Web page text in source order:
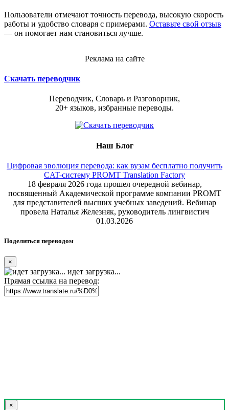
Пользователи отмечают точность перевода, высокую скорость
работы и удобство словаря с примерами. Оставьте свой отзыв
— он помогает нам становиться лучше.
Реклама на сайте
Скачать переводчик
Переводчик, Словарь и Разговорник,
20+ языков, избранные переводы.
Наш Блог
Цифровая эволюция перевода: как вузам бесплатно получить
CAT-систему PROMT Translation Factory
18 февраля 2026 года прошел очередной вебинар,
посвященный Академической программе компании PROMT
для представителей высших учебных заведений. Вебинар
провела Наталья Железняк, руководитель лингвистич
01.03.2026
Поделиться переводом
×
идет загрузка...
Прямая ссылка на перевод:
×